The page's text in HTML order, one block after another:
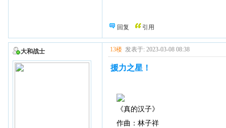
回复 引用
大和战士 13楼 发表于: 2023-03-08 08:38
援力之星！
《真的汉子》
作曲：林子祥